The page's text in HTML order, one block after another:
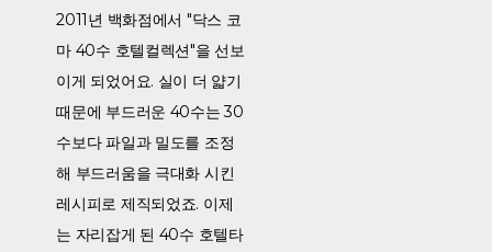
2011년 백화점에서 "닥스 코
마 40수 호텔컬렉션"을 선보
이게 되었어요. 실이 더 얇기
때문에 부드러운 40수는 30
수보다 파일과 밀도를 조정
해 부드러움을 극대화 시킨
레시피로 제직되었죠. 이제
는 자리잡게 된 40수 호텔타